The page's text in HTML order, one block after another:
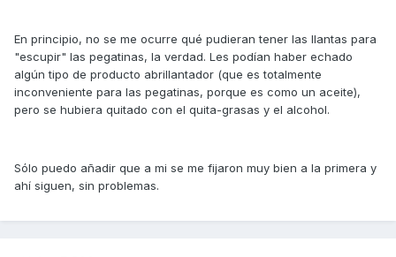
En principio, no se me ocurre qué pudieran tener las llantas para
"escupir" las pegatinas, la verdad. Les podían haber echado
algún tipo de producto abrillantador (que es totalmente
inconveniente para las pegatinas, porque es como un aceite),
pero se hubiera quitado con el quita-grasas y el alcohol.
Sólo puedo añadir que a mi se me fijaron muy bien a la primera y
ahí siguen, sin problemas.